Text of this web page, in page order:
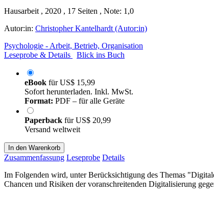
Hausarbeit , 2020 , 17 Seiten , Note: 1,0
Autor:in: Christopher Kantelhardt (Autor:in)
Psychologie - Arbeit, Betrieb, Organisation
Leseprobe & Details
Blick ins Buch
eBook fürUS$ 15,99
Sofort herunterladen. Inkl. MwSt.
Format: PDF – für alle Geräte
Paperback fürUS$ 20,99
Versand weltweit
In den Warenkorb
Zusammenfassung Leseprobe Details
Im Folgenden wird, unter Berücksichtigung des Themas
Chancen und Risiken der voranschreitenden Digitalisierung